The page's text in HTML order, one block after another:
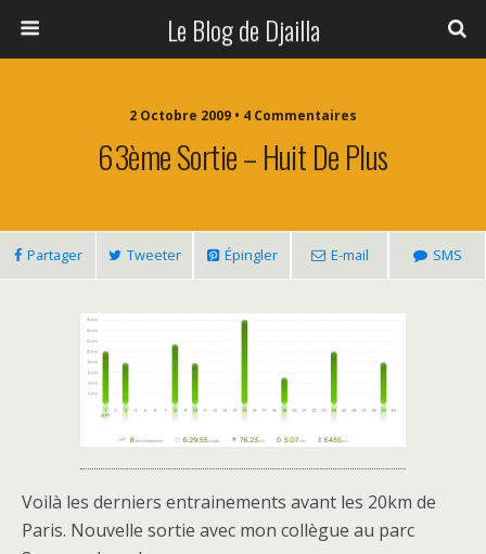
Le Blog de Djailla
2 Octobre 2009 • 4 Commentaires
63ème Sortie – Huit De Plus
Partager Tweeter Épingler E-mail SMS
Voilà les derniers entrainements avant les 20km de
Paris. Nouvelle sortie avec mon collègue au parc